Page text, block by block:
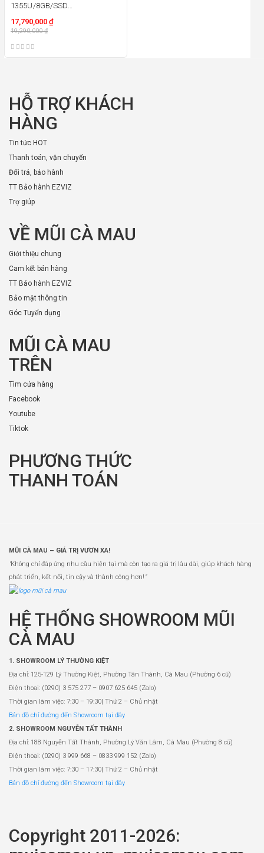
1355U/8GB/SSD
512/15.6″FHD/Dos/Ledkey
17,790,000 ₫
19,290,000₫
HỖ TRỢ KHÁCH
HÀNG
Tin tức HOT
Thanh toán, vận chuyển
Đổi trả, bảo hành
TT Bảo hành EZVIZ
Trợ giúp
VỀ MŨI CÀ MAU
Giới thiệu chung
Cam kết bán hàng
TT Bảo hành EZVIZ
Bảo mật thông tin
Góc Tuyển dụng
MŨI CÀ MAU
TRÊN
Tìm cửa hàng
Facebook
Youtube
Tiktok
PHƯƠNG THỨC
THANH TOÁN
MŨI CÀ MAU – GIÁ TRỊ VƯƠN XA!
“Không chỉ đáp ứng nhu cầu hiện tại mà còn tạo ra giá trị lâu dài, giúp khách hàng
phát triển, kết nối, tin cậy và thành công hơn! ”
HỆ THỐNG SHOWROOM MŨI
CÀ MAU
1. SHOWROOM LÝ THƯỜNG KIỆT
Địa chỉ: 125-129 Lý Thường Kiệt, Phường Tân Thành, Cà Mau (Phường 6 cũ)
Điện thoại: (0290) 3 575 277 – 0907 625 645 (Zalo)
Thời gian làm việc: 7:30 – 19:30| Thứ 2 – Chủ nhật
Bản đồ chỉ đường đến Showroom tại đây
2. SHOWROOM NGUYỄN TẤT THÀNH
Địa chỉ: 188 Nguyễn Tất Thành, Phường Lý Văn Lâm, Cà Mau (Phường 8 cũ)
Điện thoại: (0290) 3 999 668 – 0833 999 152 (Zalo)
Thời gian làm việc: 7:30 – 17:30| Thứ 2 – Chủ nhật
Bản đồ chỉ đường đến Showroom tại đây
Copyright 2011-2026: